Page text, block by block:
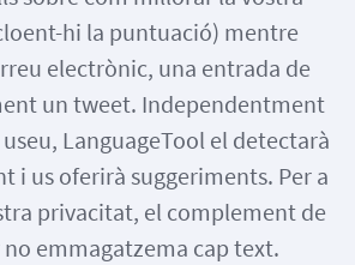
hi la puntuació) mentre
electrònic, una entrada de
un tweet. Independentment
LanguageTool el detectarà
i us oferirà suggeriments. Per a
privacitat, el complement de
emmagatzema cap text.